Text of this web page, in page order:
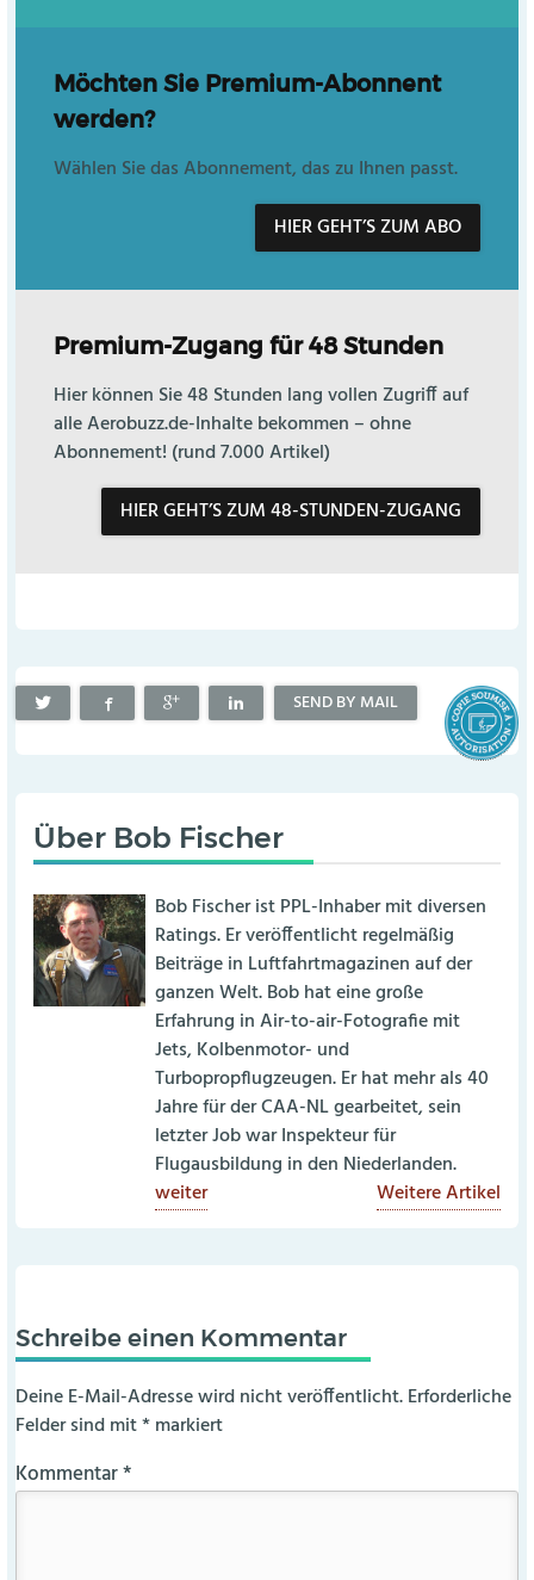
Möchten Sie Premium-Abonnent
werden?
Wählen Sie das Abonnement, das zu Ihnen passt.
HIER GEHT’S ZUM ABO
Premium-Zugang für 48 Stunden
Hier können Sie 48 Stunden lang vollen Zugriff auf
alle Aerobuzz.de-Inhalte bekommen – ohne
Abonnement! (rund 7.000 Artikel)
HIER GEHT’S ZUM 48-STUNDEN-ZUGANG
SEND BY MAIL
Über Bob Fischer
Bob Fischer ist PPL-Inhaber mit diversen
Ratings. Er veröffentlicht regelmäßig
Beiträge in Luftfahrtmagazinen auf der
ganzen Welt. Bob hat eine große
Erfahrung in Air-to-air-Fotografie mit
Jets, Kolbenmotor- und
Turbopropflugzeugen. Er hat mehr als 40
Jahre für der CAA-NL gearbeitet, sein
letzter Job war Inspekteur für
Flugausbildung in den Niederlanden.
weiter
Weitere Artikel
Schreibe einen Kommentar
Deine E-Mail-Adresse wird nicht veröffentlicht. Erforderliche
Felder sind mit*markiert
Kommentar*